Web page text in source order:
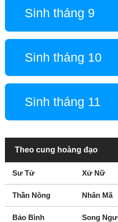
Sinh tháng 9
Sinh tháng 10
Sinh tháng 11
Theo cung hoàng đạo
Sư Tử Xử Nữ
Thần Nông Nhân Mã
Bảo Bình Song Ngư